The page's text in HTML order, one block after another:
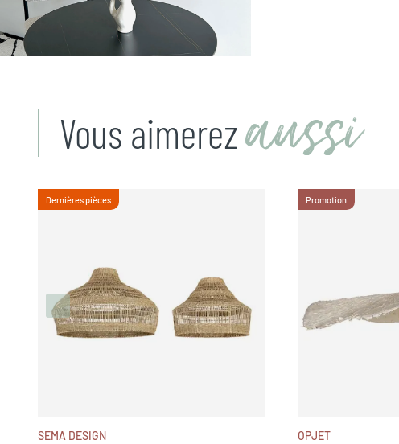
Vous aimerez aussi
Dernières pièces
SEMA DESIGN
Promotion
OPJET